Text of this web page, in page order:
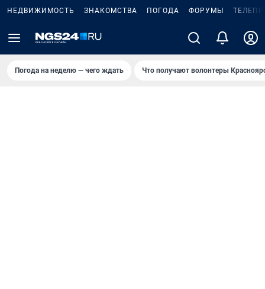
НЕДВИЖИМОСТЬ ЗНАКОМСТВА ПОГОДА ФОРУМЫ
Погода на неделю — чего ждать Что получают волонтеры